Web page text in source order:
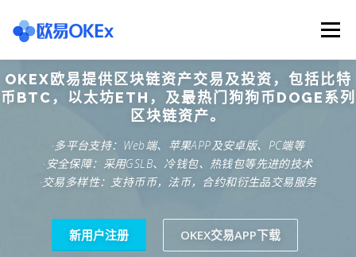
content
Menu
欧意交易所 关于欧意OKX 欧意APP下载
欧意注册网址 欧意交易下载 欧意团队
OKEX欧易提供区块链资产交易及投资，包括比特
币BTC，以太坊ETH，及最热门狗狗币DOGE系列
区块链资产。
·多平台支持：Web端、苹果APP及安卓版、PC端等
·安全保障：采用GSLB、冷钱包、热钱包等先进的技术
·交易多样性：支持币币，法币，合约和衍生品交易服务
新用户注册 OKEX交易APP下载